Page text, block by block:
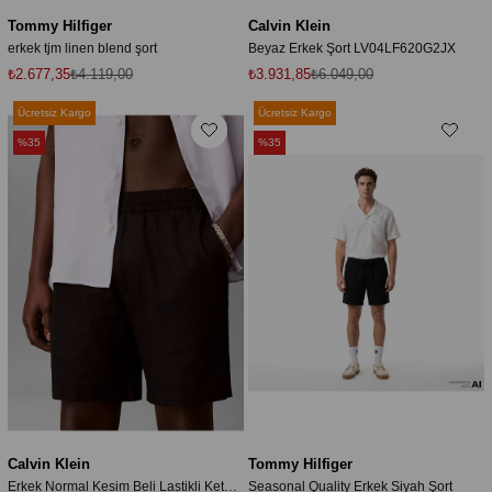
Tommy Hilfiger
erkek tjm linen blend şort
₺2.677,35₺4.119,00
Calvin Klein
Beyaz Erkek Şort LV04LF620G2JX
₺3.931,85₺6.049,00
Calvin Klein
Ücretsiz Kargo
%35
Tommy Hilfiger
Seasonal Quality Erkek Siyah Şort
Ücretsiz Kargo
%35